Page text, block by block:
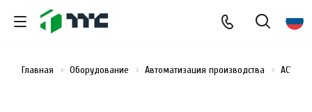
Главная Оборудование Автоматизация производства АСУ